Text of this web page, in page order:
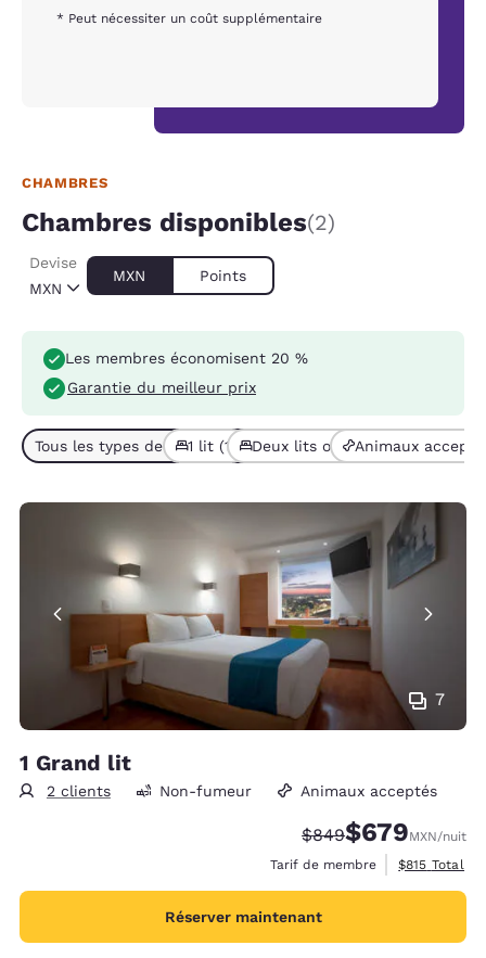
* Peut nécessiter un coût supplémentaire
CHAMBRES
Chambres disponibles(2)
MXN
Devise
MXN Points
Les membres économisent 20 %
Garantie du meilleur prix
Tous les types de chambres (2)
1 lit (1) Deux lits ou plus (1)
Animaux
7
1 Grand lit
2 clients Non-fumeur Animaux acceptés
Tarif barré :
$849Tarif réduit :
$679MXN/nuit
Tarif de membre
Afficher les
$815 Total
Réserver maintenant